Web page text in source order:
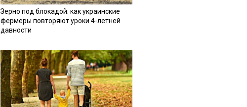
Зерно под блокадой: как украинские
фермеры повторяют уроки 4-летней
давности